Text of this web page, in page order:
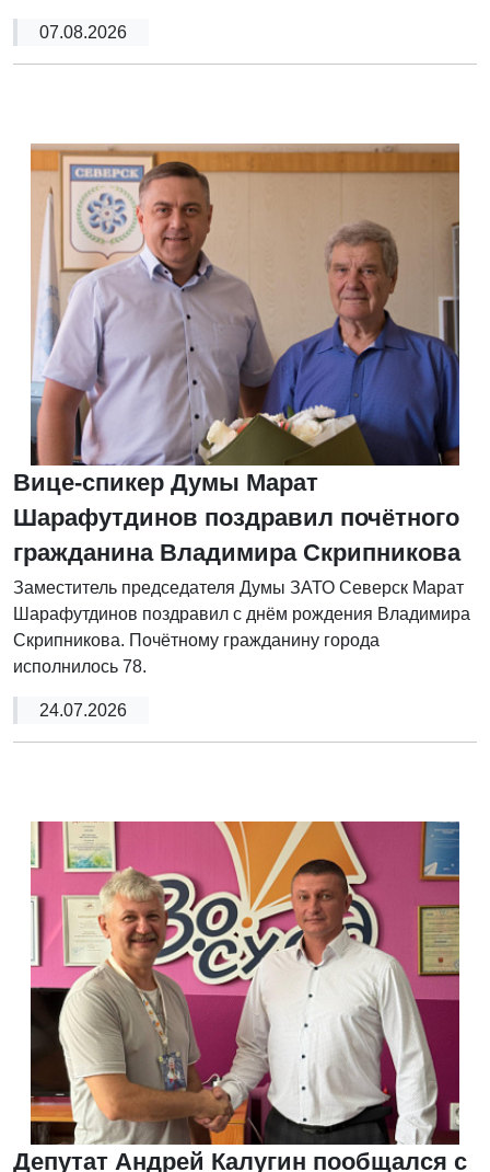
07.08.2026
Вице-спикер Думы Марат
Шарафутдинов поздравил почётного
гражданина Владимира Скрипникова
Заместитель председателя Думы ЗАТО Северск Марат
Шарафутдинов поздравил с днём рождения Владимира
Скрипникова. Почётному гражданину города
исполнилось 78.
24.07.2026
Депутат Андрей Калугин пообщался с